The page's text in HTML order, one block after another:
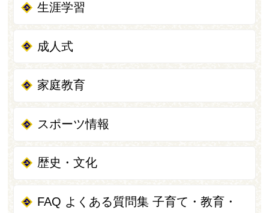
生涯学習
成人式
家庭教育
スポーツ情報
歴史・文化
FAQ よくある質問集 子育て・教育・